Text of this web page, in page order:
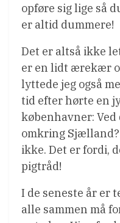
opføre sig lige så
er altid dummere!
Det er altså ikke
er en lidt ærekær
lyttede jeg også
tid efter hørte en
københavner:
omkring
ikke. Det er fordi,
pigtråd!
I de seneste år er
alle sammen må